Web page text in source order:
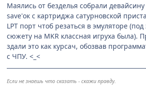
Маялись от безделья собрали
save'ок с картриджа сатурновской
LPT порт чтоб резаться в эмуляторе
сюжету на MKR классная игруха была).
здали это как курсач, обозвав
с ЧПУ. <_<
Если не знаешь что сказать - скажи правду.